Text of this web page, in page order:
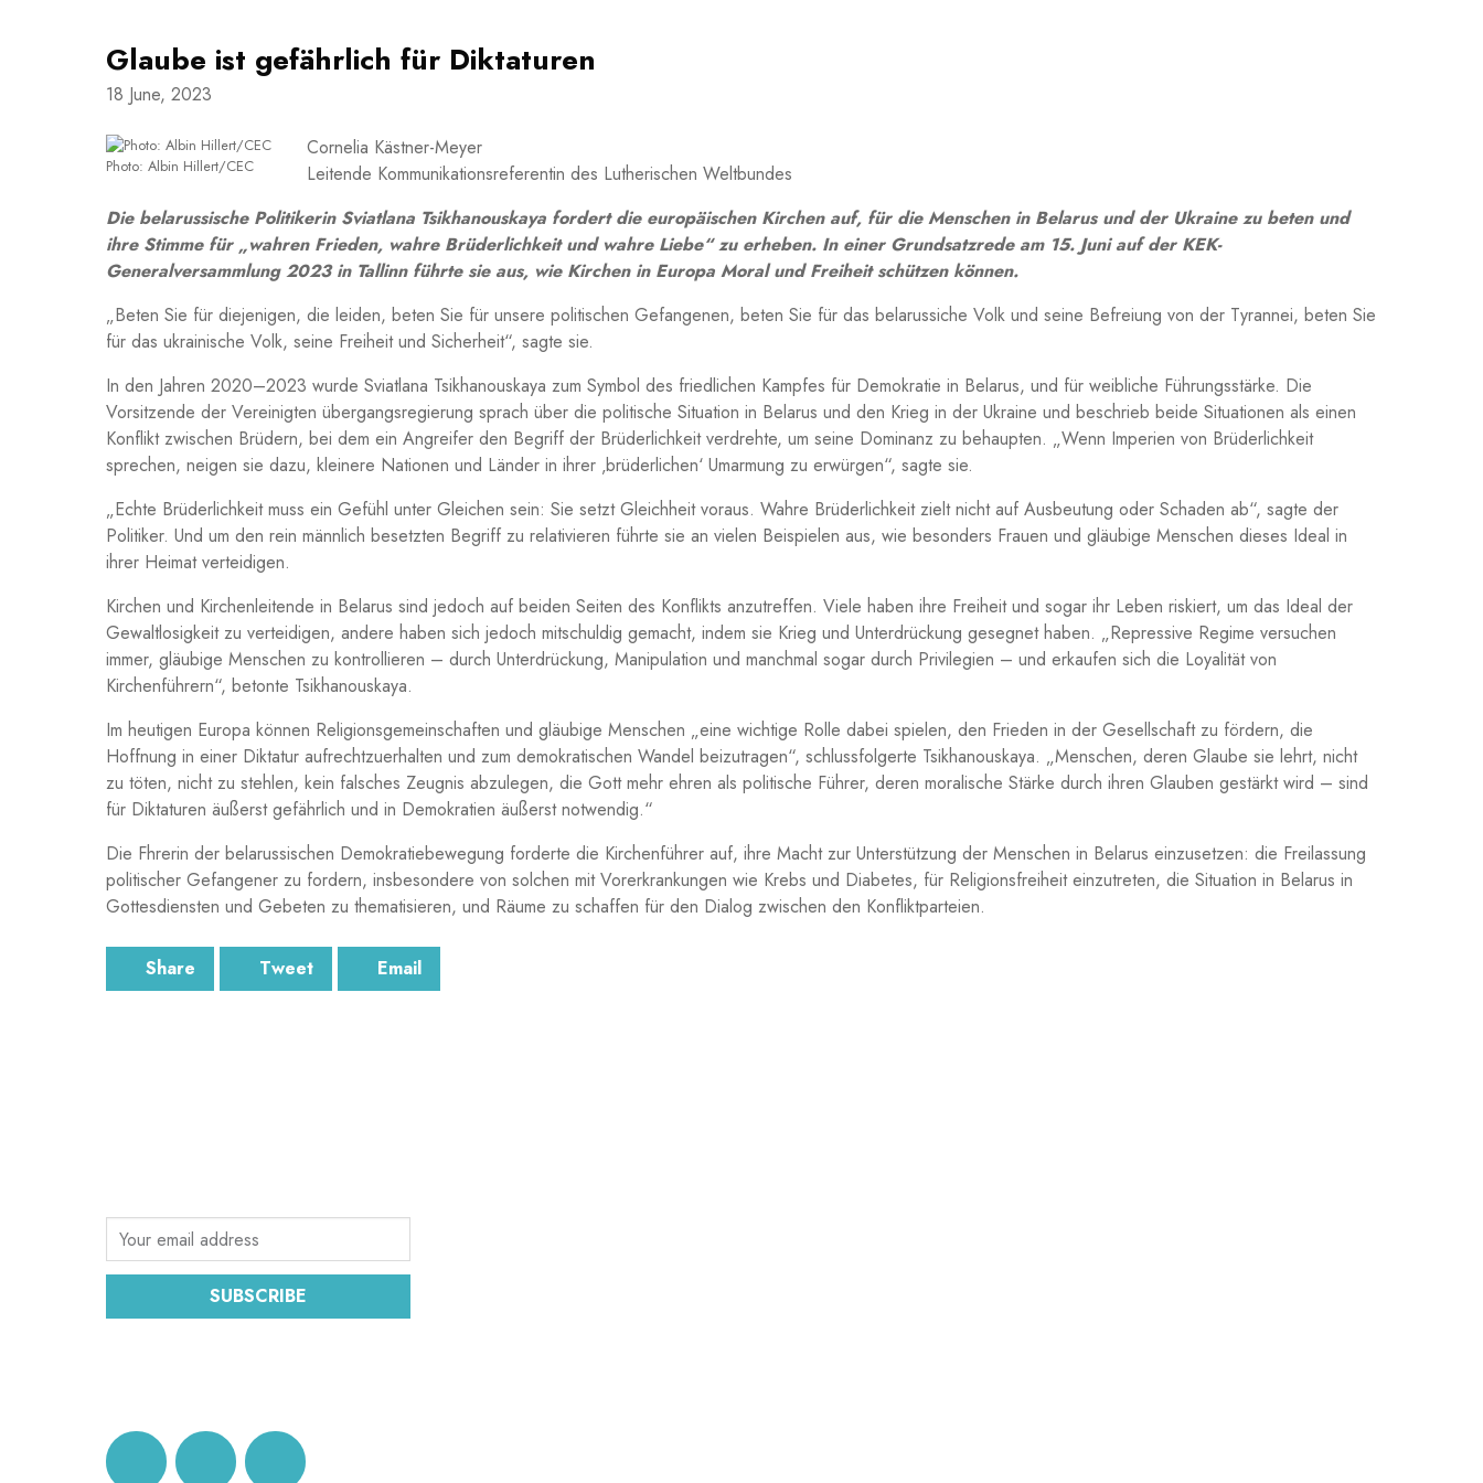
Glaube ist gefährlich für Diktaturen
18 June, 2023
Photo: Albin Hillert/CEC
Cornelia Kästner-Meyer
Leitende Kommunikationsreferentin des Lutherischen Weltbundes
Die belarussische Politikerin Sviatlana Tsikhanouskaya fordert die europäischen Kirchen auf, für die Menschen in Belarus und der Ukraine zu beten und
ihre Stimme für „wahren Frieden, wahre Brüderlichkeit und wahre Liebe“ zu erheben. In einer Grundsatzrede am 15. Juni auf der KEK-
Generalversammlung 2023 in Tallinn führte sie aus, wie Kirchen in Europa Moral und Freiheit schützen können.
„Beten Sie für diejenigen, die leiden, beten Sie für unsere politischen Gefangenen, beten Sie für das belarussiche Volk und seine Befreiung von der Tyrannei, beten Sie
für das ukrainische Volk, seine Freiheit und Sicherheit“, sagte sie.
In den Jahren 2020–2023 wurde Sviatlana Tsikhanouskaya zum Symbol des friedlichen Kampfes für Demokratie in Belarus, und für weibliche Führungsstärke. Die
Vorsitzende der Vereinigten übergangsregierung sprach über die politische Situation in Belarus und den Krieg in der Ukraine und beschrieb beide Situationen als einen
Konflikt zwischen Brüdern, bei dem ein Angreifer den Begriff der Brüderlichkeit verdrehte, um seine Dominanz zu behaupten. „Wenn Imperien von Brüderlichkeit
sprechen, neigen sie dazu, kleinere Nationen und Länder in ihrer ‚brüderlichen‘ Umarmung zu erwürgen“, sagte sie.
„Echte Brüderlichkeit muss ein Gefühl unter Gleichen sein: Sie setzt Gleichheit voraus. Wahre Brüderlichkeit zielt nicht auf Ausbeutung oder Schaden ab“, sagte der
Politiker. Und um den rein männlich besetzten Begriff zu relativieren führte sie an vielen Beispielen aus, wie besonders Frauen und gläubige Menschen dieses Ideal in
ihrer Heimat verteidigen.
Kirchen und Kirchenleitende in Belarus sind jedoch auf beiden Seiten des Konflikts anzutreffen. Viele haben ihre Freiheit und sogar ihr Leben riskiert, um das Ideal der
Gewaltlosigkeit zu verteidigen, andere haben sich jedoch mitschuldig gemacht, indem sie Krieg und Unterdrückung gesegnet haben. „Repressive Regime versuchen
immer, gläubige Menschen zu kontrollieren – durch Unterdrückung, Manipulation und manchmal sogar durch Privilegien – und erkaufen sich die Loyalität von
Kirchenführern“, betonte Tsikhanouskaya.
Im heutigen Europa können Religionsgemeinschaften und gläubige Menschen „eine wichtige Rolle dabei spielen, den Frieden in der Gesellschaft zu fördern, die
Hoffnung in einer Diktatur aufrechtzuerhalten und zum demokratischen Wandel beizutragen“, schlussfolgerte Tsikhanouskaya. „Menschen, deren Glaube sie lehrt, nicht
zu töten, nicht zu stehlen, kein falsches Zeugnis abzulegen, die Gott mehr ehren als politische Führer, deren moralische Stärke durch ihren Glauben gestärkt wird – sind
für Diktaturen äußerst gefährlich und in Demokratien äußerst notwendig.“
Die Fhrerin der belarussischen Demokratiebewegung forderte die Kirchenführer auf, ihre Macht zur Unterstützung der Menschen in Belarus einzusetzen: die Freilassung
politischer Gefangener zu fordern, insbesondere von solchen mit Vorerkrankungen wie Krebs und Diabetes, für Religionsfreiheit einzutreten, die Situation in Belarus in
Gottesdiensten und Gebeten zu thematisieren, und Räume zu schaffen für den Dialog zwischen den Konfliktparteien.
Share Tweet Email
SUBSCRIBE